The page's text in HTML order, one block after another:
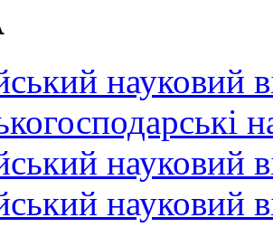
науковий
науковий
науковий